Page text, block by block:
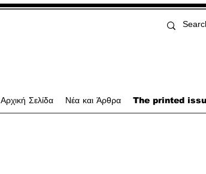
Αρχική Σελίδα Νέα και Άρθρα The printed